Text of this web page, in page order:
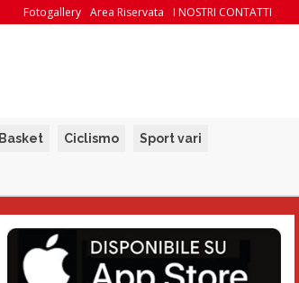
I NOSTRI CONTATTI
Area Riservata
Fotogallery
Basket Ciclismo Sport vari